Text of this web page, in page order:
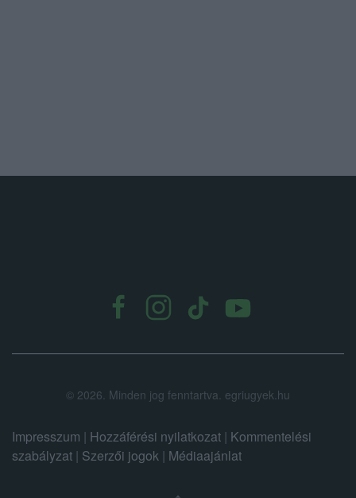
© 2026. Minden jog fenntartva. egriugyek.hu
Impresszum | Hozzáférési nyilatkozat | Kommentelési
szabályzat | Szerzői jogok | Médiaajánlat